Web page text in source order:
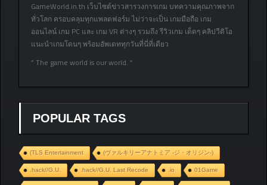
GameWorld.in.th เว็บไซต์ข่าวสารวงการเกม บทความคุณภาพจาก
ทั่วโลก ครอบคลุมทุกแพลตฟอร์ม ไม่ว่าจะเป็น เกมมือถือ เกม
ออนไลน์ เกม PC และ เกม VR ต่างๆ รวมถึง รีวิวเกม เด็ดๆ คลิปวีดิโอ
แนะนำเกมโดนๆ พร้อมอัพเดททุกวันที่นี่ที่เดียว
” The game world is our world. “
POPULAR TAGS
(TLS Entertainment (ヴァルキリーアナトミア ‐ジ・オリジン‐)
.hack//G.U. .hack//G.U. Last Recode .io 01Game